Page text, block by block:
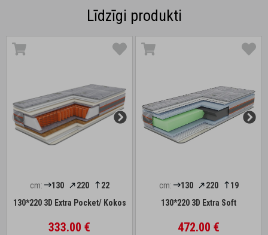
Līdzīgi produkti
cm: 130 220
22
130*220 3D Extra Pocket/ Kokos
333.00 €
cm: 130 220
19
130*220 3D Extra Soft
472.00 €